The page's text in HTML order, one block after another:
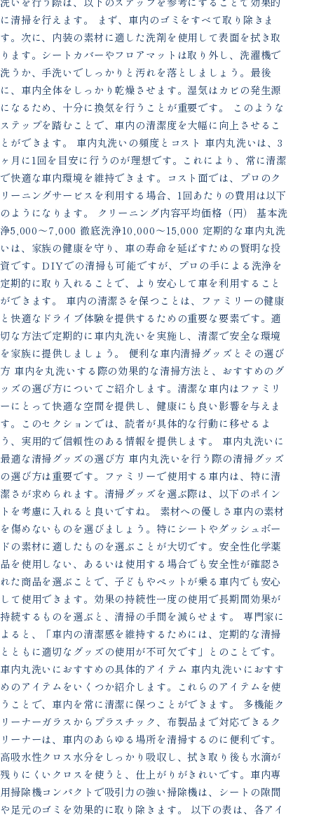
に清掃を行えます。 まず、車内のゴミをすべて取り除きま
す。次に、内装の素材に適した洗剤を使用して表面を拭き取
ります。シートカバーやフロアマットは取り外し、洗濯機で
洗うか、手洗いでしっかりと汚れを落としましょう。最後
に、車内全体をしっかり乾燥させます。湿気はカビの発生源
になるため、十分に換気を行うことが重要です。 このような
ステップを踏むことで、車内の清潔度を大幅に向上させるこ
とができます。 車内丸洗いの頻度とコスト 車内丸洗いは、3
ヶ月に1回を目安に行うのが理想です。これにより、常に清潔
で快適な車内環境を維持できます。コスト面では、プロのク
リーニングサービスを利用する場合、1回あたりの費用は以下
のようになります。 クリーニング内容平均価格（円） 基本洗
浄5,000〜7,000 徹底洗浄10,000〜15,000 定期的な車内丸洗
いは、家族の健康を守り、車の寿命を延ばすための賢明な投
資です。DIYでの清掃も可能ですが、プロの手による洗浄を
定期的に取り入れることで、より安心して車を利用すること
ができます。 車内の清潔さを保つことは、ファミリーの健康
と快適なドライブ体験を提供するための重要な要素です。適
切な方法で定期的に車内丸洗いを実施し、清潔で安全な環境
を家族に提供しましょう。 便利な車内清掃グッズとその選び
方 車内を丸洗いする際の効果的な清掃方法と、おすすめのグ
ッズの選び方についてご紹介します。清潔な車内はファミリ
ーにとって快適な空間を提供し、健康にも良い影響を与えま
す。このセクションでは、読者が具体的な行動に移せるよ
う、実用的で信頼性のある情報を提供します。 車内丸洗いに
最適な清掃グッズの選び方 車内丸洗いを行う際の清掃グッズ
の選び方は重要です。ファミリーで使用する車内は、特に清
潔さが求められます。清掃グッズを選ぶ際は、以下のポイン
トを考慮に入れると良いですね。 素材への優しさ車内の素材
を傷めないものを選びましょう。特にシートやダッシュボー
ドの素材に適したものを選ぶことが大切です。安全性化学薬
品を使用しない、あるいは使用する場合でも安全性が確認さ
れた商品を選ぶことで、子どもやペットが乗る車内でも安心
して使用できます。効果の持続性一度の使用で長期間効果が
持続するものを選ぶと、清掃の手間を減らせます。 専門家に
よると、「車内の清潔感を維持するためには、定期的な清掃
とともに適切なグッズの使用が不可欠です」とのことです。
車内丸洗いにおすすめの具体的アイテム 車内丸洗いにおすす
めのアイテムをいくつか紹介します。これらのアイテムを使
うことで、車内を常に清潔に保つことができます。 多機能ク
リーナーガラスからプラスチック、布製品まで対応できるク
リーナーは、車内のあらゆる場所を清掃するのに便利です。
高吸水性クロス水分をしっかり吸収し、拭き取り後も水滴が
残りにくいクロスを使うと、仕上がりがきれいです。車内専
用掃除機コンパクトで吸引力の強い掃除機は、シートの隙間
や足元のゴミを効果的に取り除きます。 以下の表は、各アイ